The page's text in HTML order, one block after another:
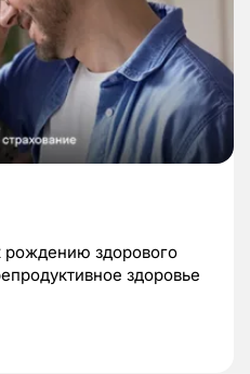
рождению здорового
здоровье